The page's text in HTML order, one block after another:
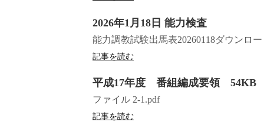
2026年1月18日 能力検査
能力調教試験出馬表20260118ダウンロ
記事を読む
平成17年度 番組編成要領 54KB
ファイル 2-1.pdf
記事を読む